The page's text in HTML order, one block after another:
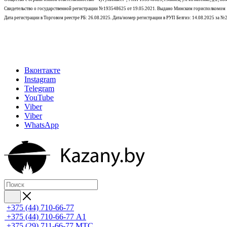
Свидетельство о государственной регистрации №193548625 от 19.05.2021. Выдано Минским горисполкомом
Дата регистрации в Торговом реестре РБ: 26.08.2025. Дата/номер регистрации в РУП Белгиэ: 14.08.2025 за
Вконтакте
Instagram
Telegram
YouTube
Viber
Viber
WhatsApp
+375 (44) 710-66-77
+375 (44) 710-66-77 А1